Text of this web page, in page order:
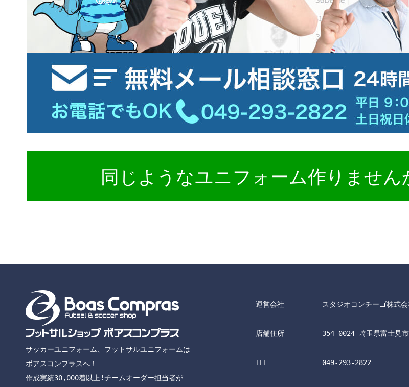
同じようなユニフォーム作りません
サッカーユニフォーム、フットサルユニフォームは
ボアスコンプラスへ！
作成実績30,000着以上!チームオーダー担当者が
運営会社 スタジオコンチーゴ株式会
店舗住所 354-0024 埼玉県富士見
TEL 049-293-2822